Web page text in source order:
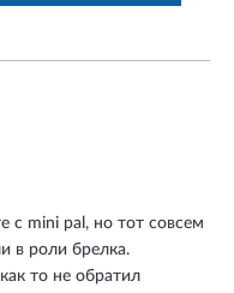
с mini pal, но тот совсем
в роли брелка.
то не обратил